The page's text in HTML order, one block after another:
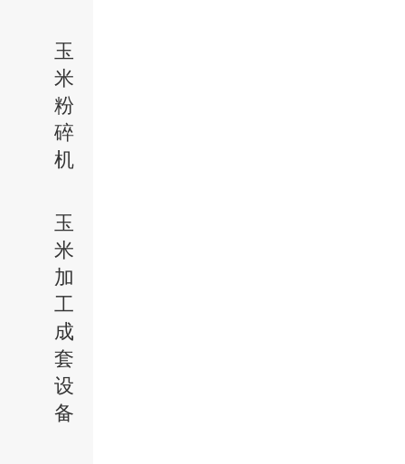
玉
米
粉
碎
机
玉
米
加
工
成
套
设
备